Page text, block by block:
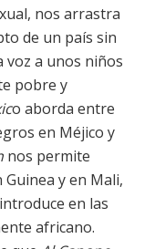
nos arrastra
de un país sin
voz a unos niños
pobre y
o aborda entre
en Méjico y
nos permite
y en Mali,
en las
africano.